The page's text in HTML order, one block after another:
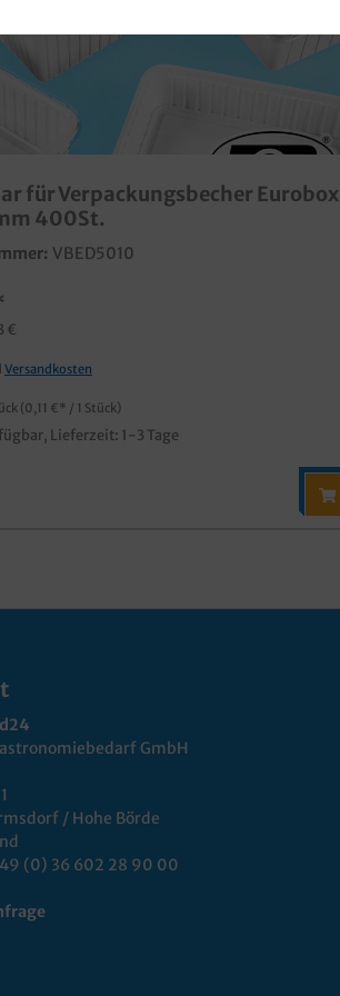
für Verpackungsbecher Eurobox
400St.
VBED5010
€
Versandkosten
(0,11 €* / 1 Stück)
Lieferzeit: 1-3 Tage
GmbH
/ Hohe Börde
(0) 36 602 28 90 00